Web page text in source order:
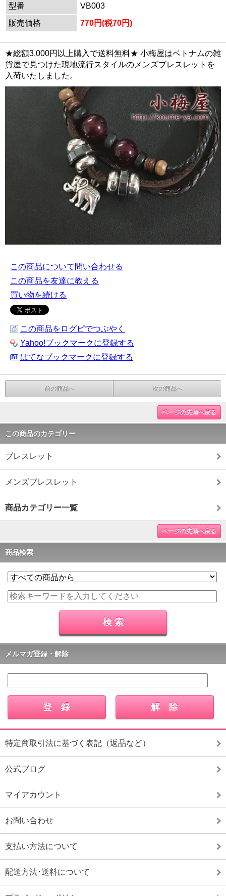
型番
VB003
販売価格
770円(税70円)
★総額3,000円以上購入で送料無料★ 小梅屋はベトナムの雑
貨屋で見つけた現地流行スタイルのメンズブレスレットを
入荷いたしました。
この商品について問い合わせる
この商品を友達に教える
買い物を続ける
この商品をログピでつぶやく
Yahoo!ブックマークに登録する
はてなブックマークに登録する
前の商品へ 次の商品へ
ページの先頭へ戻る
この商品のカテゴリー
ブレスレット
メンズブレスレット
商品カテゴリー一覧
ページの先頭へ戻る
商品検索
メルマガ登録・解除
特定商取引法に基づく表記（返品など）
公式ブログ
マイアカウント
お問い合わせ
支払い方法について
配送方法･送料について